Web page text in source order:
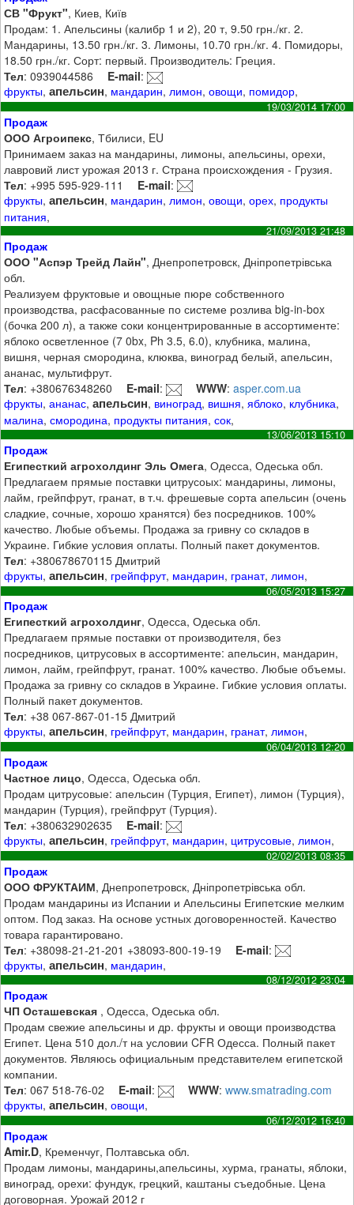
СВ "Фрукт", Киев, Київ
Продам: 1. Апельсины (калибр 1 и 2), 20 т, 9.50 грн./кг. 2.
Мандарины, 13.50 грн./кг. 3. Лимоны, 10.70 грн./кг. 4. Помидоры,
18.50 грн./кг. Сорт: первый. Производитель: Греция.
Тел: 0939044586 E-mail:
фрукты,апельсин, мандарин, лимон,овощи, помидор,
19/03/2014 17:00
Продаж
ООО Агроипекс, Тбилиси, EU
Принимаем заказ на мандарины, лимоны, апельсины, орехи,
лавровий лист урожая 2013 г. Страна происхождения - Грузия.
Тел: +995 595-929-111 E-mail:
фрукты,апельсин, мандарин, лимон,овощи,орех, продукты
питания,
21/09/2013 21:48
Продаж
ООО "Аспэр Трейд Лайн", Днепропетровск, Дніпропетрівська
обл.
Реализуем фруктовые и овощные пюре собственного
производства, расфасованные по системе розлива big-in-box
(бочка 200 л), а также соки концентрированные в ассортименте:
яблоко осветленное (7 0bx, Ph 3.5, 6.0), клубника, малина,
вишня, черная смородина, клюква, виноград белый, апельсин,
ананас, мультифрут.
Тел: +380676348260 E-mail: WWW:asper.com.ua
фрукты,ананас,апельсин, виноград, вишня,яблоко, клубника,
малина,смородина, продукты питания,сок,
13/06/2013 15:10
Продаж
Египесткий агрохолдинг Эль Омега, Одесса, Одеська обл.
Предлагаем прямые поставки цитрусоых: мандарины, лимоны,
лайм, грейпфрут, гранат, в т.ч. фрешевые сорта апельсин (очень
сладкие, сочные, хорошо хранятся) без посредников. 100%
качество. Любые объемы. Продажа за гривну со складов в
Украине. Гибкие условия оплаты. Полный пакет документов.
Тел: +380678670115 Дмитрий
фрукты,апельсин, грейпфрут, мандарин, гранат, лимон,
06/05/2013 15:27
Продаж
Египесткий агрохолдинг, Одесса, Одеська обл.
Предлагаем прямые поставки от производителя, без
посредников, цитрусовых в ассортименте: апельсин, мандарин,
лимон, лайм, грейпфрут, гранат. 100% качество. Любые объемы.
Продажа за гривну со складов в Украине. Гибкие условия оплаты.
Полный пакет документов.
Тел: +38 067-867-01-15 Дмитрий
фрукты,апельсин, грейпфрут, мандарин, гранат,лимон,
06/04/2013 12:20
Продаж
Частное лицо, Одесса, Одеська обл.
Продам цитрусовые: апельсин (Турция, Египет), лимон (Турция),
мандарин (Турция), грейпфрут (Турция).
Тел: +380632902635 E-mail:
фрукты,апельсин, грейпфрут, мандарин, цитрусовые, лимон,
02/02/2013 08:35
Продаж
ООО ФРУКТАИМ, Днепропетровск, Дніпропетрівська обл.
Продам мандарины из Испании и Апельсины Египетские мелким
оптом. Под заказ. На основе устных договоренностей. Качество
товара гарантировано.
Тел: +38098-21-21-201 +38093-800-19-19 E-mail:
фрукты,апельсин, мандарин,
08/12/2012 23:04
Продаж
ЧП Осташевская , Одесса, Одеська обл.
Продам свежие апельсины и др. фрукты и овощи производства
Египет. Цена 510 дол./т на условии CFR Одесса. Полный пакет
документов. Являюсь официальным представителем египетской
компании.
Тел: 067 518-76-02 E-mail: WWW:www.smatrading.com
фрукты,апельсин,овощи,
06/12/2012 16:40
Продаж
Amir.D, Кременчуг, Полтавська обл.
Продам лимоны, мандарины,апельсины, хурма, гранаты, яблоки,
виноград, орехи: фундук, грецкий, каштаны съедобные. Цена
договорная. Урожай 2012 г